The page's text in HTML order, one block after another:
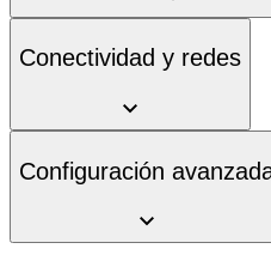
Conectividad y redes
Configuración